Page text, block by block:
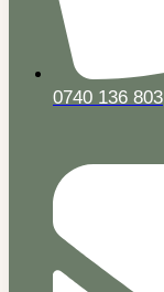
0740 136 803